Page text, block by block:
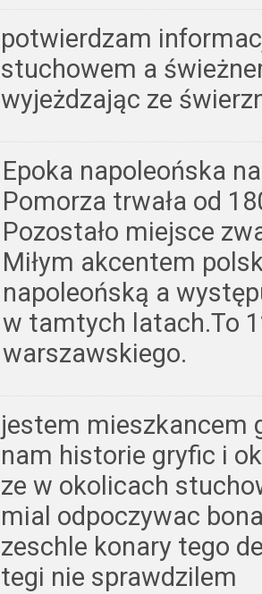
potwierdzam
stuchowem a
wyjeżdzając ze
Epoka napoleońska
Pomorza trwała od
Pozostało miejsce
Miłym akcentem
napoleońską a
w tamtych latach.To
warszawskiego.
jestem mieszkancem
nam historie gryfic i
ze w okolicach
mial odpoczywac
zeschle konary tego
tegi nie sprawdzilem